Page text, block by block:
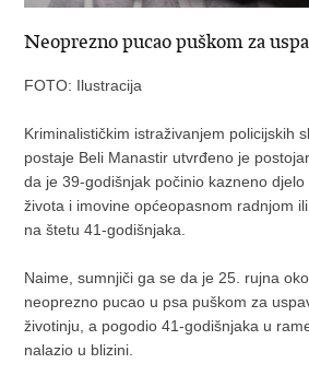
Neoprezno pucao puškom za
FOTO: Ilustracija
Kriminalističkim istraživanjem policijskih
postaje Beli Manastir utvrđeno je
da je 39-godišnjak počinio kazneno
života i imovine općeopasnom radnjom
na štetu 41-godišnjaka.
Naime, sumnjiči ga se da je 25. rujna
neoprezno pucao u psa puškom za
životinju, a pogodio 41-godišnjaka u
nalazio u blizini.